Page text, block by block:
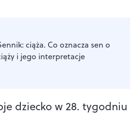
ciąża. Co oznacza sen o
i jego interpretacje
dziecko w 28. tygodniu